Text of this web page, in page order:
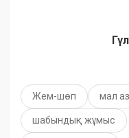
Жем-шөп мал
шабындық жұмыс